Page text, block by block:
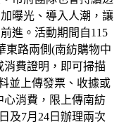
曝光、導入人潮，讓
進。活動期間自115
東路兩側(南紡購物中
消費證明，即可掃描
並上傳發票、收據或
心消費，限上傳南紡
及7月24日辦理兩次